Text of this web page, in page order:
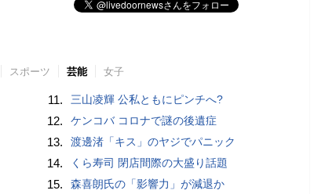
スポーツ 芸能 女子
11. 三山凌輝 公私ともにピンチへ?
12. ケンコバ コロナで謎の後遺症
13. 渡邊渚「キス」のヤジでパニック
14. くら寿司 閉店間際の大盛り話題
15. 森喜朗氏の「影響力」が減退か